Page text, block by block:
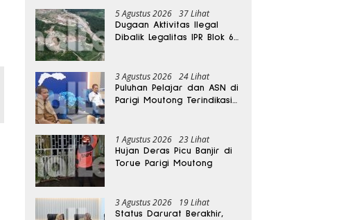
5 Agustus 2026 37 Lihat
Dugaan Aktivitas Ilegal
Dibalik Legalitas IPR Blok 6
3 Agustus 2026 24 Lihat
Puluhan Pelajar dan ASN di
Parigi Moutong Terindikasi
1 Agustus 2026 23 Lihat
Hujan Deras Picu Banjir di
Torue Parigi Moutong
3 Agustus 2026 19 Lihat
Status Darurat Berakhir,